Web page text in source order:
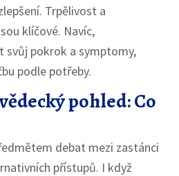
Trpělivost a
klíčové. Navíc,
svůj pokrok a symptomy,
podle potřeby.
pohled: Co
debat mezi zastánci
přístupů. I když